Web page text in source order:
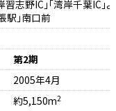
志野IC」「湾岸千葉IC」
駅」南口前
第2期
2005年4月
約5,150m2